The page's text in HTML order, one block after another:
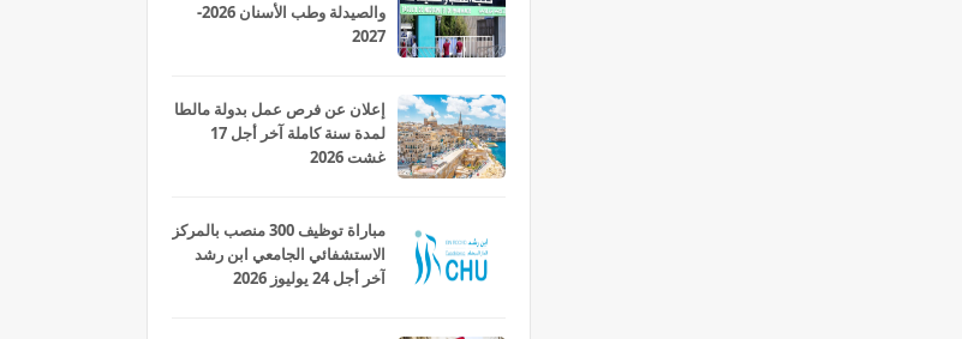
والصيدلة وطب الأسنان 2026-
2027
إعلان عن فرص عمل بدولة مالطا
لمدة سنة كاملة آخر أجل 17
غشت 2026
مباراة توظيف 300 منصب بالمركز
الاستشفائي الجامعي ابن رشد
آخر أجل 24 يوليوز 2026